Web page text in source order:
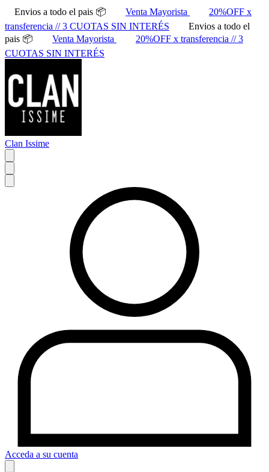
Envios a todo el pais 📦 Venta Mayorista
20%OFF x
transferencia // 3 CUOTAS SIN INTERÉS
Envios a todo el
pais 📦
Venta Mayorista
20%OFF x transferencia // 3
CUOTAS SIN INTERÉS
Clan Issime
Acceda a su cuenta